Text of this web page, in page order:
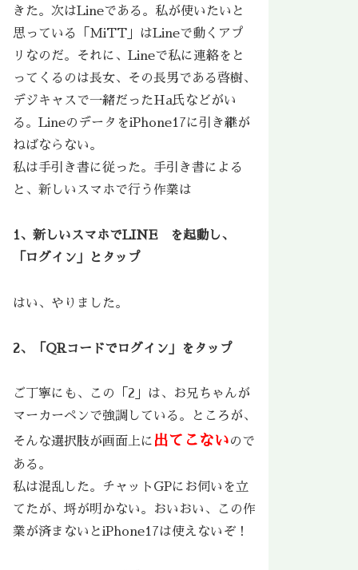
きた。次はLineである。私が使いたいと
思っている「MiTT」はLineで動くアプ
リなのだ。それに、Lineで私に連絡をと
ってくるのは長女、その長男である啓樹、
デジキャスで一緒だったHa氏などがい
る。LineのデータをiPhone17に引き継が
ねばならない。
私は手引き書に従った。手引き書による
と、新しいスマホで行う作業は
1、新しいスマホでLINE を起動し、
「ログイン」とタップ
はい、やりました。
2、「QRコードでログイン」をタップ
ご丁寧にも、この「2」は、お兄ちゃんが
マーカーペンで強調している。ところが、
そんな選択肢が画面上に 出てこないので
ある。
私は混乱した。チャットGPにお伺いを立
てたが、埒が明かない。おいおい、この作
業が済まないとiPhone17は使えないぞ！